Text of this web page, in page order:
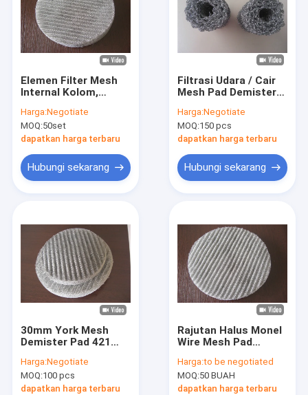
Produk
Tampilan VR
Tentang kita
Hubungi kami
Elemen Filter Mesh
Internal Kolom,
Eliminator Kabut
40mm 80mm
Harga:Negotiate
MOQ:50set
dapatkan harga terbaru
Hubungi sekarang
Filtrasi Udara / Cair
Mesh Pad Demister
400mm Sampel
Gratis
Harga:Negotiate
MOQ:150 pcs
dapatkan harga terbaru
Hubungi sekarang
30mm York Mesh
Demister Pad 421
Untuk Filter Cair
Harga:Negotiate
MOQ:100 pcs
dapatkan harga terbaru
Rajutan Halus Monel
Wire Mesh Pad
Sulfur
Harga:to be negotiated
MOQ:50 BUAH
dapatkan harga terbaru